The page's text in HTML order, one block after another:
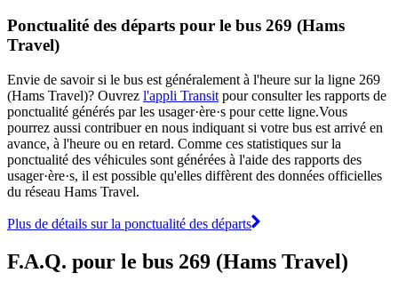
Ponctualité des départs pour le bus 269 (Hams
Travel)
Envie de savoir si le bus est généralement à l'heure sur la ligne 269
(Hams Travel)? Ouvrez l'appli Transit pour consulter les rapports de
ponctualité générés par les usager·ère·s pour cette ligne.Vous
pourrez aussi contribuer en nous indiquant si votre bus est arrivé en
avance, à l'heure ou en retard. Comme ces statistiques sur la
ponctualité des véhicules sont générées à l'aide des rapports des
usager·ère·s, il est possible qu'elles diffèrent des données officielles
du réseau Hams Travel.
Plus de détails sur la ponctualité des départs
F.A.Q. pour le bus 269 (Hams Travel)